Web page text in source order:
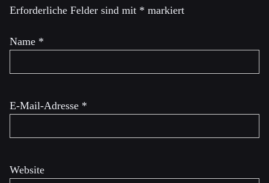
Erforderliche Felder sind mit * markiert
Name *
E-Mail-Adresse *
Website